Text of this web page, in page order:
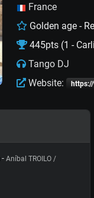
France
Golden age -
445pts (1 -
Tango DJ
Website:
- Aníbal TROILO /